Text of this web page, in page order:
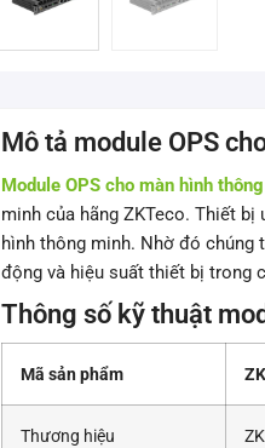
Mô tả module OPS
Module OPS cho màn hình
minh của hãng ZKTeco. Thiết
hình thông minh. Nhờ đó
động và hiệu suất thiết bị trong
Thông số kỹ thuật
Mã sản phẩm
Thương hiệu